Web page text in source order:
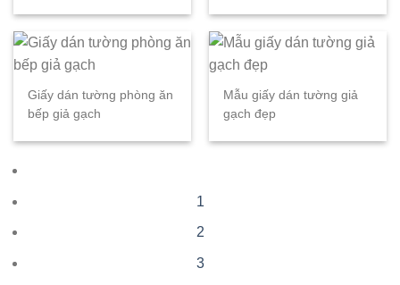
Giấy dán tường phòng ăn
bếp giả gạch
Mẫu giấy dán tường giả
gạch đẹp
1
2
3